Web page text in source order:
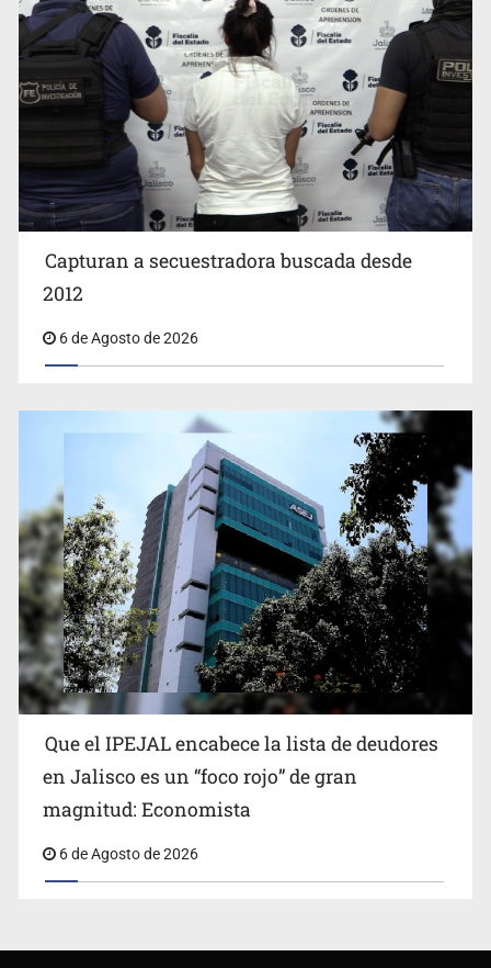
Cae ex mando por agresión a ex pareja y procesan a
agente por abuso a menor
Capturan a secuestradora buscada desde
2012
6 de Agosto de 2026
Que el IPEJAL encabece la lista de deudores
en Jalisco es un “foco rojo” de gran
magnitud: Economista
6 de Agosto de 2026